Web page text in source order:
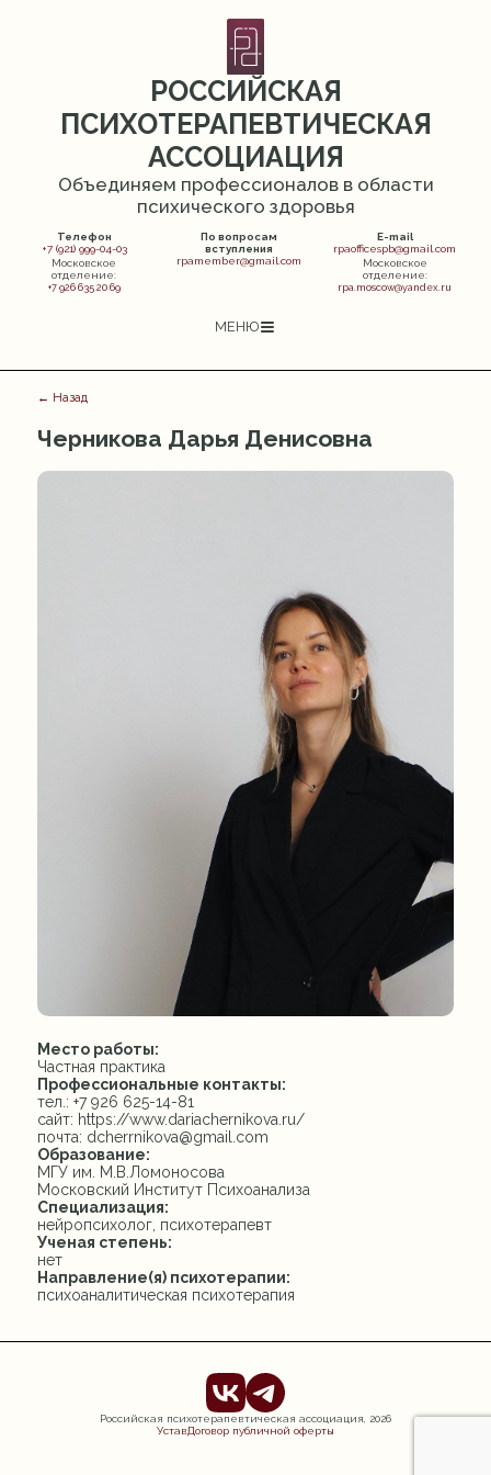
РОССИЙСКАЯ
ПСИХОТЕРАПЕВТИЧЕСКАЯ
АССОЦИАЦИЯ
Объединяем профессионалов в области
психического здоровья
Телефон
+7 (921) 999-04-03
Московское
отделение:
+7 926 635 20 69
По вопросам
вступления
rpamember@gmail.com
E-mail
rpaofficespb@gmail.com
Московское
отделение:
rpa.moscow@yandex.ru
МЕНЮ
← Назад
Черникова Дарья Денисовна
Место работы:
Частная практика
Профессиональные контакты:
тел.: +7 926 625-14-81
сайт: https://www.dariachernikova.ru/
почта: dcherrnikova@gmail.com
Образование:
МГУ им. М.В.Ломоносова
Московский Институт Психоанализа
Специализация:
нейропсихолог, психотерапевт
Ученая степень:
нет
Направление(я) психотерапии:
психоаналитическая психотерапия
Российская психотерапевтическая ассоциация, 2026
УставДоговор публичной оферты